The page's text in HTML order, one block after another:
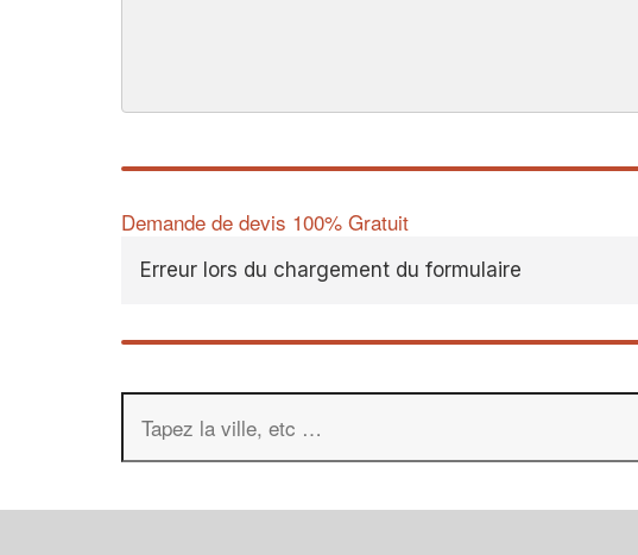
Demande de devis 100% Gratuit
Erreur lors du chargement du formulaire